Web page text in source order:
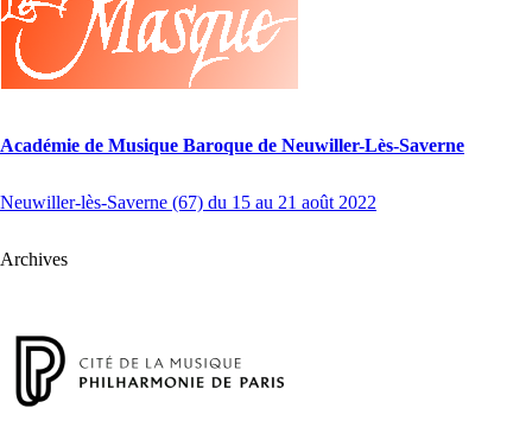
Académie de Musique Baroque de Neuwiller-Lès-Saverne
Neuwiller-lès-Saverne (67) du 15 au 21 août 2022
Archives